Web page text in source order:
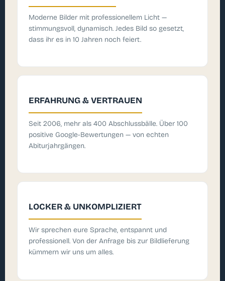
Moderne Bilder mit professionellem Licht —
stimmungsvoll, dynamisch. Jedes Bild so gesetzt,
dass ihr es in 10 Jahren noch feiert.
ERFAHRUNG & VERTRAUEN
Seit 2006, mehr als 400 Abschlussbälle. Über 100
positive Google-Bewertungen — von echten
Abiturjahrgängen.
LOCKER & UNKOMPLIZIERT
Wir sprechen eure Sprache, entspannt und
professionell. Von der Anfrage bis zur Bildlieferung
kümmern wir uns um alles.